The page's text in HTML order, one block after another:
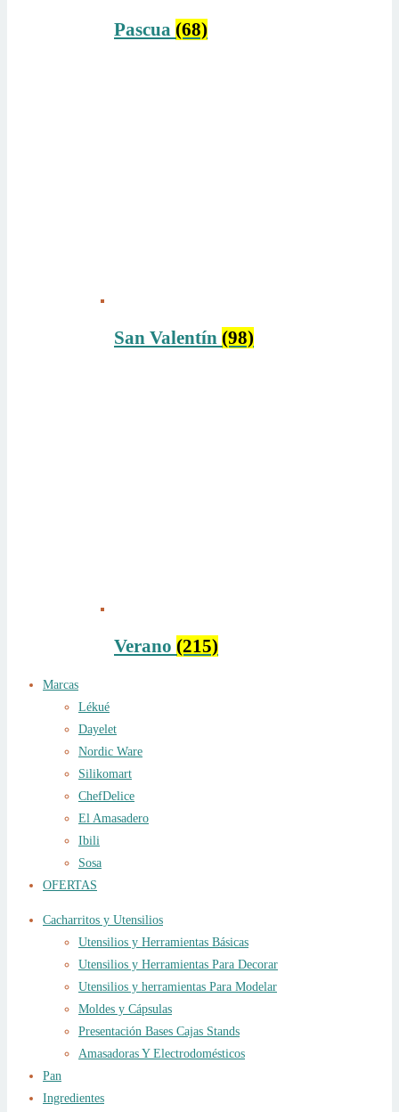
Pascua (68)
San Valentín (98)
Verano (215)
Marcas
Lékué
Dayelet
Nordic Ware
Silikomart
ChefDelice
El Amasadero
Ibili
Sosa
OFERTAS
Cacharritos y Utensilios
Utensilios y Herramientas Básicas
Utensilios y Herramientas Para Decorar
Utensilios y herramientas Para Modelar
Moldes y Cápsulas
Presentación Bases Cajas Stands
Amasadoras Y Electrodomésticos
Pan
Ingredientes